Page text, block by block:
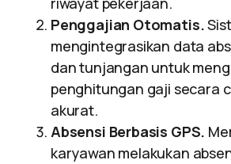
Penggajian Otomatis.
mengintegrasikan data
dan tunjangan untuk
penghitungan gaji secara
akurat.
Absensi Berbasis GPS.
karyawan melakukan